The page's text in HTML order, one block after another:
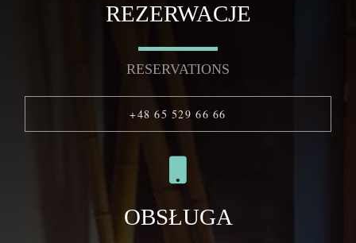
REZERWACJE
RESERVATIONS
+48 65 529 66 66
OBSŁUGA